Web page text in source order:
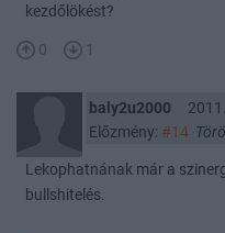
kezdőlökést?
0 1
baly2u2000
Előzmény: #14
Lekophatnának már a
bullshitelés.